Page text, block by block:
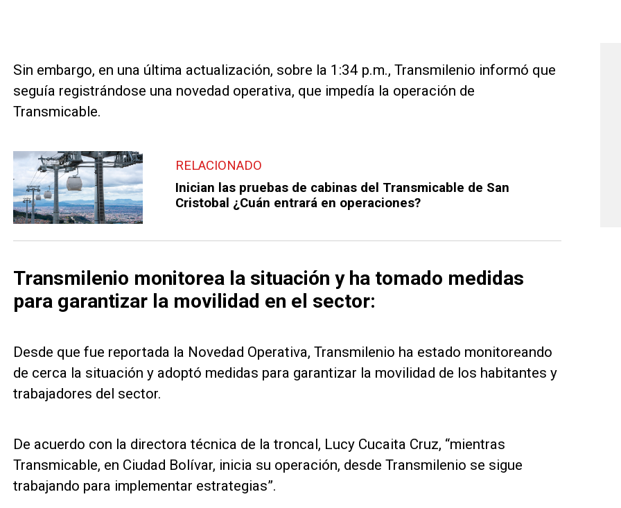
Sin embargo, en una última actualización, sobre la 1:34 p.m., Transmilenio informó que
seguía registrándose una novedad operativa, que impedía la operación de
Transmicable.
RELACIONADO
Inician las pruebas de cabinas del Transmicable de San
Cristobal ¿Cuán entrará en operaciones?
Transmilenio monitorea la situación y ha tomado medidas
para garantizar la movilidad en el sector:
Desde que fue reportada la Novedad Operativa, Transmilenio ha estado monitoreando
de cerca la situación y adoptó medidas para garantizar la movilidad de los habitantes y
trabajadores del sector.
De acuerdo con la directora técnica de la troncal, Lucy Cucaita Cruz, “mientras
Transmicable, en Ciudad Bolívar, inicia su operación, desde Transmilenio se sigue
trabajando para implementar estrategias”.